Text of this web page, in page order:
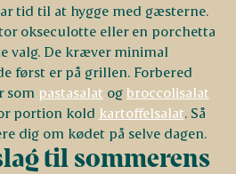
tid til at hygge med gæsterne.
okseculotte eller en porchetta
valg. De kræver minimal
først er på grillen. Forbered
som pastasalat og broccolisalat
portion kold kartoffelsalat. Så
dig om kødet på selve dagen.
til sommerens